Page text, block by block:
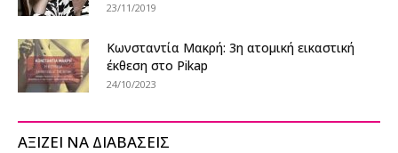
23/11/2019
Κωνσταντία Μακρή: 3η ατομική εικαστική
έκθεση στο Pikap
24/10/2023
ΑΞΙΖΕΙ ΝΑ ΔΙΑΒΑΣΕΙΣ